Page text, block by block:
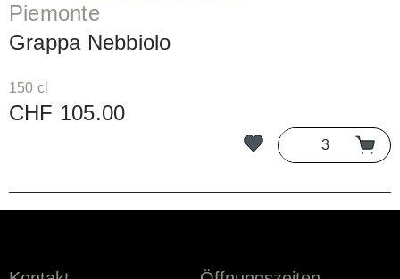
Piemonte
Grappa Nebbiolo
150 cl
CHF 105.00